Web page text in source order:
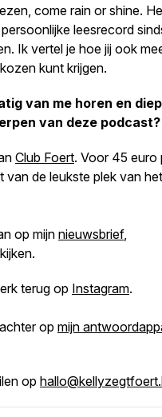
come rain or shine.
leesrecord
Ik vertel je hoe jij ook
kunt krijgen.
van me horen en
van deze podcast?
Club Foert. Voor 45 euro
van de leukste plek van
op mijnnieuwsbrief,
terug op Instagram.
op mijn
op